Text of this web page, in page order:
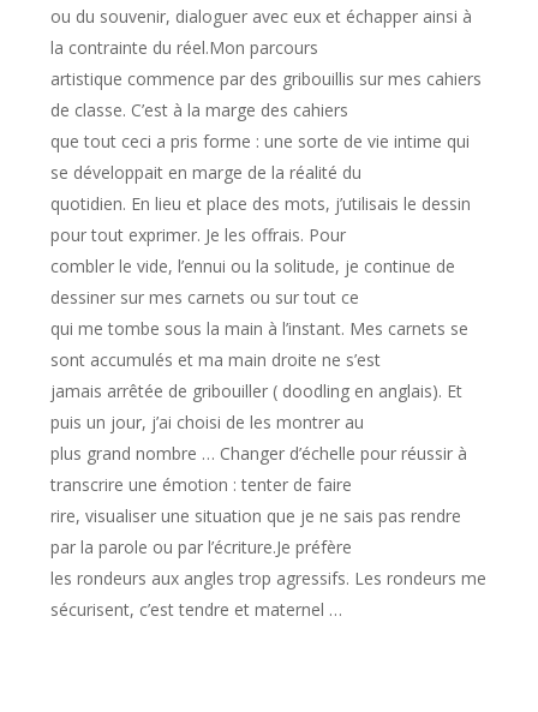
ou du souvenir, dialoguer avec eux et échapper ainsi à
la contrainte du réel.Mon parcours
artistique commence par des gribouillis sur mes cahiers
de classe. C’est à la marge des cahiers
que tout ceci a pris forme : une sorte de vie intime qui
se développait en marge de la réalité du
quotidien. En lieu et place des mots, j’utilisais le dessin
pour tout exprimer. Je les offrais. Pour
combler le vide, l’ennui ou la solitude, je continue de
dessiner sur mes carnets ou sur tout ce
qui me tombe sous la main à l’instant. Mes carnets se
sont accumulés et ma main droite ne s’est
jamais arrêtée de gribouiller ( doodling en anglais). Et
puis un jour, j’ai choisi de les montrer au
plus grand nombre … Changer d’échelle pour réussir à
transcrire une émotion : tenter de faire
rire, visualiser une situation que je ne sais pas rendre
par la parole ou par l’écriture.Je préfère
les rondeurs aux angles trop agressifs. Les rondeurs me
sécurisent, c’est tendre et maternel …